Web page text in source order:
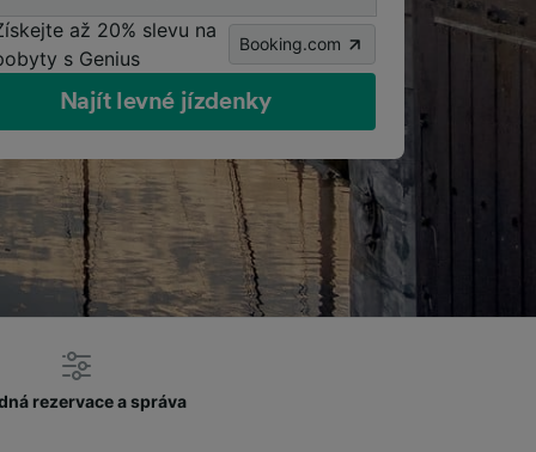
až 20% slevu na
s Genius
Booking.com
Najít levné jízdenky
rezervace a správa